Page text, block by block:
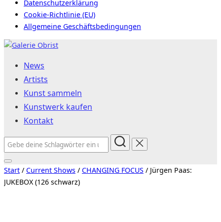
Datenschutzerklärung
Cookie-Richtlinie (EU)
Allgemeine Geschäftsbedingungen
Zum
springenNews
Artists
Kunst sammeln
Kunstwerk kaufen
Kontakt
Suchen
nach:
Seitenleiste
&
Navigation
Start / Current Shows / CHANGING FOCUS / Jürgen Paas:
JUKEBOX (126 schwarz)